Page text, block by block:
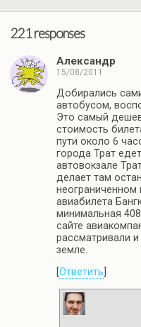
221 responses
Александр
15/08/2011
Добирались
автобусом,
Это самый
стоимость
пути около 6
города Трат
автовокзале
делает там
неограниченном
авиабилета
минимальная
сайте
рассматривали
земле.
Ответить